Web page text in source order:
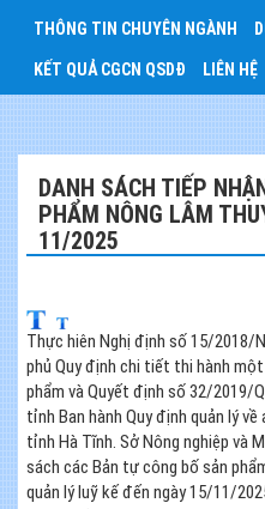
THÔNG TIN CHUYÊN NGÀNH
KẾT QUẢ CGCN QSDĐ LIÊN HỆ
DANH SÁCH TIẾP
PHẨM NÔNG LÂM
11/2025
Thực hiên Nghị định số 15/2018/
phủ Quy định chi tiết thi hành
phẩm và Quyết định số 32/2019/
tỉnh Ban hành Quy định quản lý
tỉnh Hà Tĩnh. Sở Nông nghiệp và
sách các Bản tự công bố sản
quản lý luỹ kế đến ngày 15/11/